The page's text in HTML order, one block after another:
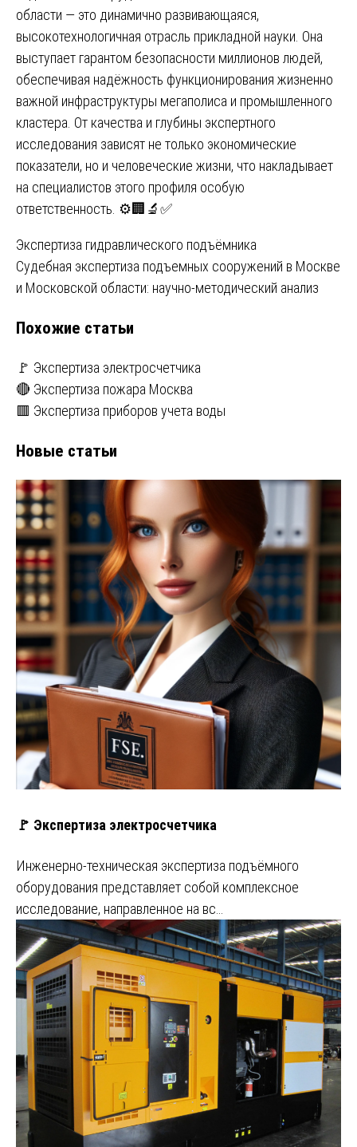
области — это динамично развивающаяся,
высокотехнологичная отрасль прикладной науки. Она
выступает гарантом безопасности миллионов людей,
обеспечивая надёжность функционирования жизненно
важной инфраструктуры мегаполиса и промышленного
кластера. От качества и глубины экспертного
исследования зависят не только экономические
показатели, но и человеческие жизни, что накладывает
на специалистов этого профиля особую
ответственность. ⚙️🏢🔬✅
Навигация
по
Экспертиза гидравлического подъёмника
Судебная экспертиза подъемных сооружений в Москве
и Московской области: научно-методический анализ
Похожие статьи
🚩 Экспертиза электросчетчика
🔴 Экспертиза пожара Москва
🟥 Экспертиза приборов учета воды
Новые статьи
🚩 Экспертиза электросчетчика
Инженерно-техническая экспертиза подъёмного
оборудования представляет собой комплексное
исследование, направленное на вс…